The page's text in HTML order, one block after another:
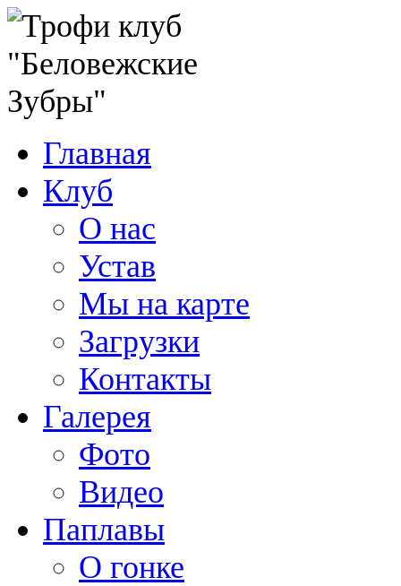
Главная
Клуб
О нас
Устав
Мы на карте
Загрузки
Контакты
Галерея
Фото
Видео
Паплавы
О гонке